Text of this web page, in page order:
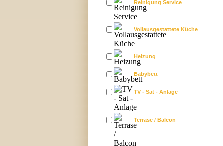
Reinigung Service
Vollausgestattete Küche
Heizung
Babybett
TV - Sat - Anlage
Terrase / Balcon